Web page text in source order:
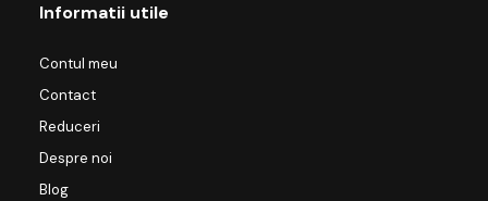
Informatii utile
Contul meu
Contact
Reduceri
Despre noi
Blog